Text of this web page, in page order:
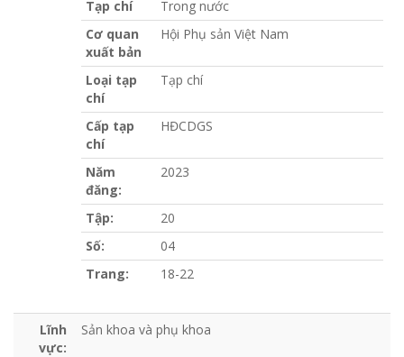
Tạp chí
Trong nước
Cơ quan
xuất bản
Hội Phụ sản Việt Nam
Loại tạp
chí
Tạp chí
Cấp tạp
chí
HĐCDGS
Năm
đăng:
2023
Tập:
20
Số:
04
Trang:
18-22
Lĩnh
vực:
Sản khoa và phụ khoa